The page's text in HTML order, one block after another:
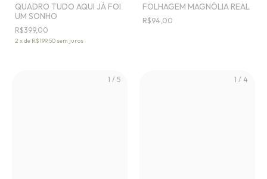
QUADRO TUDO AQUI JÁ FOI
UM SONHO
R$399,00
2 xde R$199,50 sem juros
FOLHAGEM MAGNÓLIA REAL
R$94,00
1 / 5 1 / 4